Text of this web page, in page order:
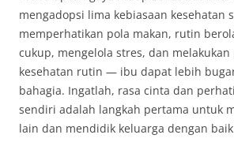
mengadopsi lima kebiasaan
memperhatikan pola makan, rutin
cukup, mengelola stres, dan melakukan
kesehatan rutin — ibu dapat lebih
bahagia. Ingatlah, rasa cinta dan
sendiri adalah langkah pertama untuk
lain dan mendidik keluarga dengan